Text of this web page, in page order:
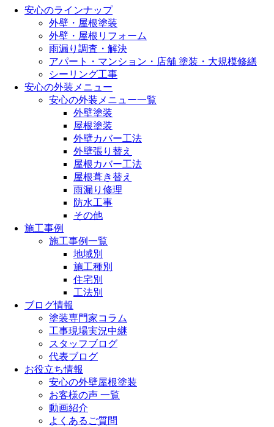
安心のラインナップ
外壁・屋根塗装
外壁・屋根リフォーム
雨漏り調査・解決
アパート・マンション・店舗 塗装・大規模修繕
シーリング工事
安心の外装メニュー
安心の外装メニュー一覧
外壁塗装
屋根塗装
外壁カバー工法
外壁張り替え
屋根カバー工法
屋根葺き替え
雨漏り修理
防水工事
その他
施工事例
施工事例一覧
地域別
施工種別
住宅別
工法別
ブログ情報
塗装専門家コラム
工事現場実況中継
スタッフブログ
代表ブログ
お役立ち情報
安心の外壁屋根塗装
お客様の声 一覧
動画紹介
よくあるご質問